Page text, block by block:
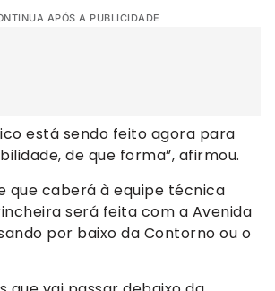
APÓS A PUBLICIDADE
está sendo feito agora para
de que forma”, afirmou.
que caberá à equipe técnica
será feita com a Avenida
por baixo da Contorno ou o